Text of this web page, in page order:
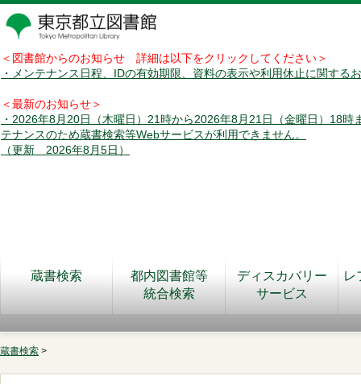
＜図書館からのお知らせ 詳細は以下をクリックしてください＞
・メンテナンス日程、IDの有効期限、資料の表示や利用休止に関する
＜最新のお知らせ＞
・2026年8月20日（木曜日）21時から2026年8月21日（金曜日）18時
テナンスのため蔵書検索等Webサービスが利用できません。
（更新 2026年8月5日）
蔵書検索
都内図書館等
統合検索
ディスカバリー
サービス
レ
蔵書検索 >